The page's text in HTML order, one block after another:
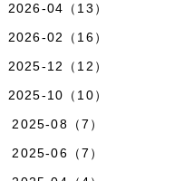
2026-04（13）
2026-02（16）
2025-12（12）
2025-10（10）
2025-08（7）
2025-06（7）